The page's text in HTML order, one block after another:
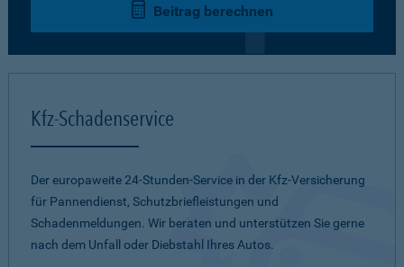
Beitrag berechnen
Kfz-Schadenservice
Der europaweite 24-Stunden-Service in der Kfz-Versicherung
für Pannendienst, Schutzbriefleistungen und
Schadenmeldungen. Wir beraten und unterstützen Sie gerne
nach dem Unfall oder Diebstahl Ihres Autos.